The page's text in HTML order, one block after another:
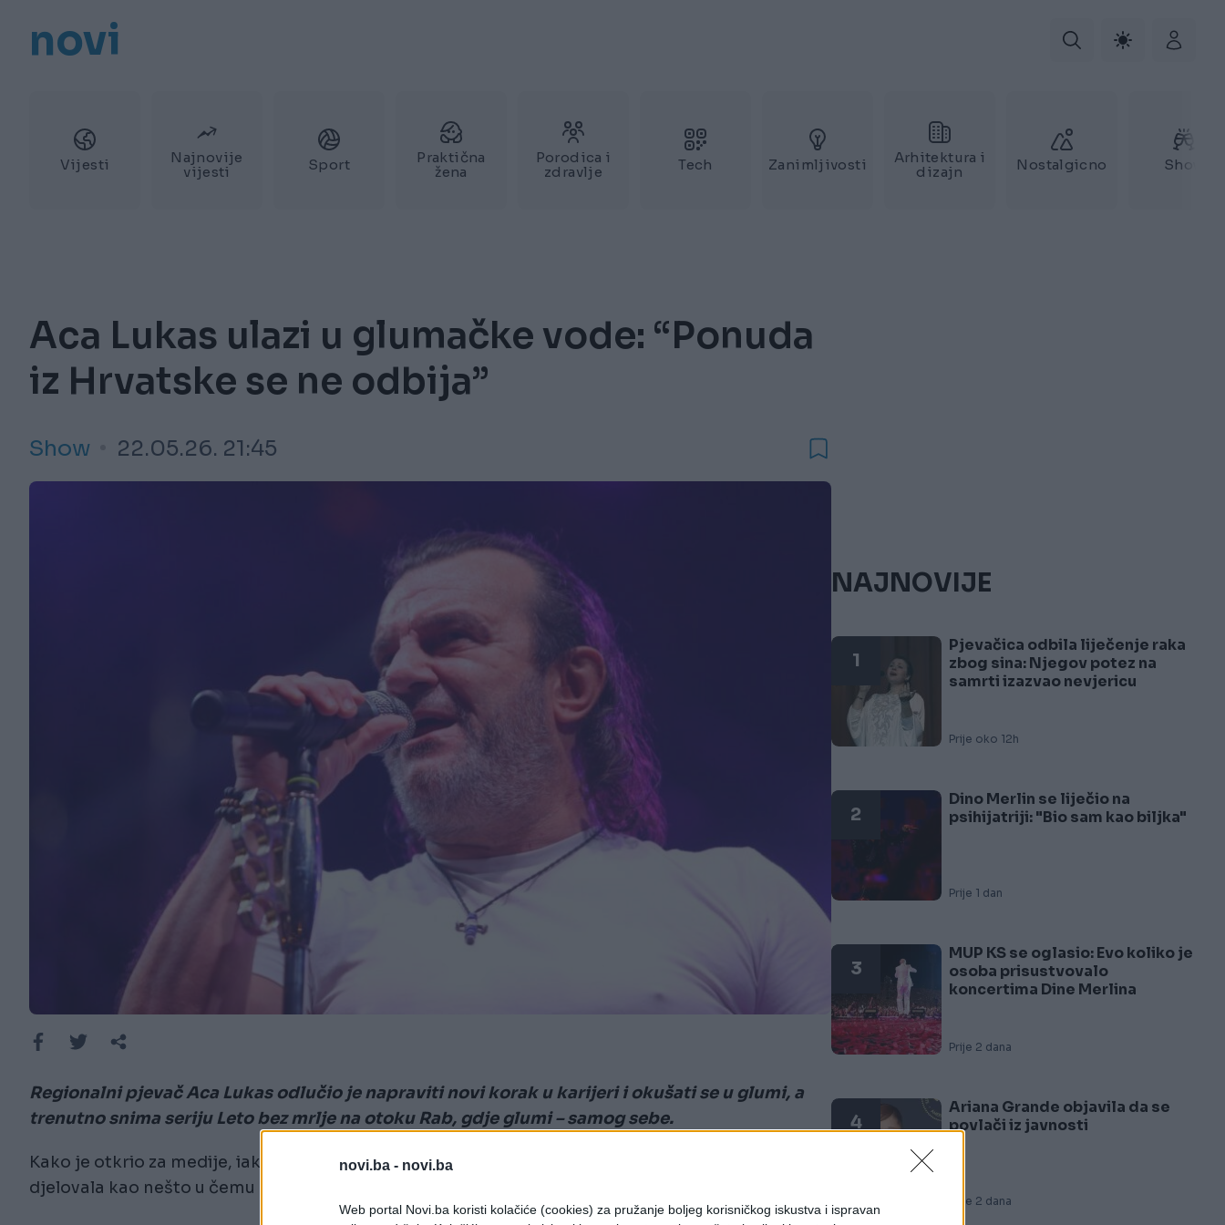
novi.ba - novi.ba
Web portal Novi.ba koristi kolačiće (cookies) za pružanje boljeg korisničkog iskustva i ispravan
novi
Vijesti
Najnovije
vijesti
Sport
Praktična
žena
Porodica i
zdravlje
Tech Zanimljivosti
Arhitektura i
dizajn
Nostalgicno Show
Aca Lukas ulazi u glumačke vode: “Ponuda
iz Hrvatske se ne odbija”
Show 22.05.26. 21:45
Regionalni pjevač Aca Lukas odlučio je napraviti novi korak u karijeri i okušati se u glumi, a
trenutno snima seriju Leto bez mrlje na otoku Rab, gdje glumi – samog sebe.
Kako je otkrio za medije, iako je ranije imao manja pojavljivanja pred kamerama, gluma mu nije
djelovala kao nešto u čemu se dobro snalazi zbog velike treme.
NAJNOVIJE
1
Pjevačica odbila liječenje raka
zbog sina: Njegov potez na
samrti izazvao nevjericu
Prije oko 12h
2
Dino Merlin se liječio na
psihijatriji: "Bio sam kao biljka"
Prije 1 dan
3
MUP KS se oglasio: Evo koliko je
osoba prisustvovalo
koncertima Dine Merlina
Prije 2 dana
4
Ariana Grande objavila da se
povlači iz javnosti
Prije 2 dana